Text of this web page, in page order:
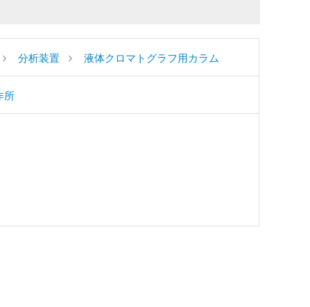
分析装置 液体クロマトグラフ用カラム
所